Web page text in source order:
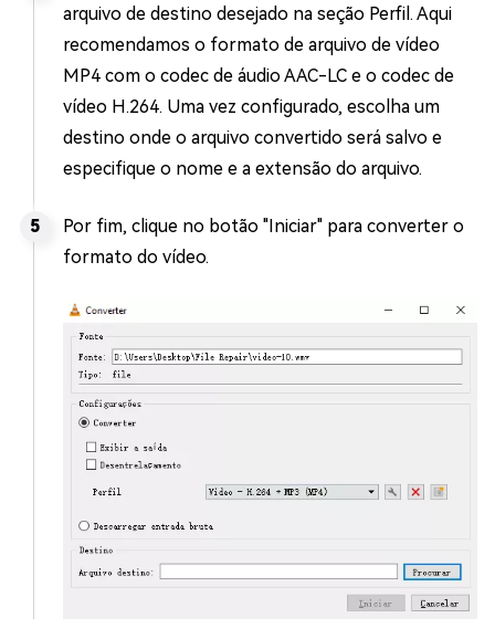
arquivo de destino desejado na seção Perfil. Aqui
recomendamos o formato de arquivo de vídeo
MP4 com o codec de áudio AAC-LC e o codec de
vídeo H.264. Uma vez configurado, escolha um
destino onde o arquivo convertido será salvo e
especifique o nome e a extensão do arquivo.
Por fim, clique no botão "Iniciar" para converter o
formato do vídeo.